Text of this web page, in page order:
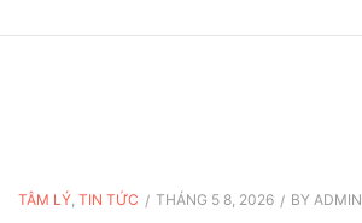
TÂM LÝ, TIN TỨC THÁNG 5 8, 2026 BY ADMIN